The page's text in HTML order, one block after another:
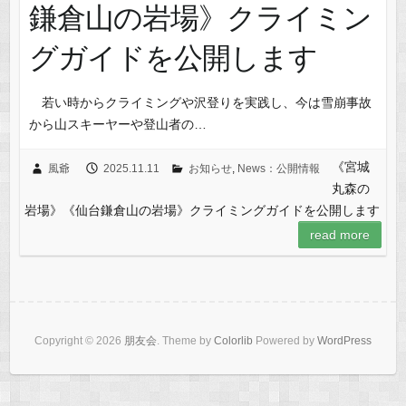
鎌倉山の岩場》クライミン
グガイドを公開します
若い時からクライミングや沢登りを実践し、今は雪崩事故
から山スキーヤーや登山者の…
風爺 2025.11.11 お知らせ, News：公開情報
《宮城
丸森の
岩場》《仙台鎌倉山の岩場》クライミングガイドを公開します
read more
Copyright © 2026 朋友会. Theme by Colorlib Powered by WordPress